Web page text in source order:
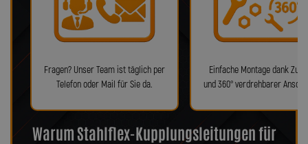
Fragen? Unser Team ist täglich per
Telefon oder Mail für Sie da.
Einfache Montage dank
und 360° verdrehbarer
Warum Stahlflex-Kupplungsleitungen für